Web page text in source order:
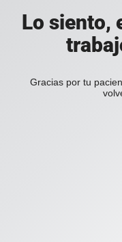
Lo siento,
Gracias por tu